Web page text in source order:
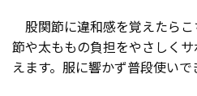
股関節に違和感を覚えたら
節や太ももの負担をやさしく
えます。服に響かず普段使いで